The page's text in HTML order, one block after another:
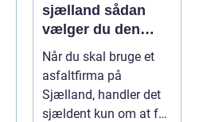
sjælland sådan
vælger du den
rette
samarbejdspartner
Når du skal bruge et
asfaltfirma på
Sjælland, handler det
sjældent kun om at få